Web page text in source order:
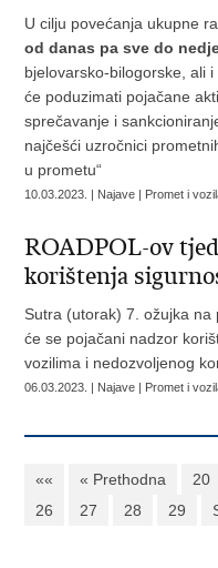
U cilju povećanja ukupne
od danas pa sve do
bjelovarsko-bilogorske, ali
će poduzimati pojačane
sprečavanje i
najčešći uzročnici
u prometu“
10.03.2023. | Najave | Promet i
ROADPOL-ov
korištenja
Sutra (utorak) 7. ožujka
će se pojačani nadzor
vozilima i nedozvoljenog
06.03.2023. | Najave | Promet i
«« « Prethodna 20
26
27 28 29